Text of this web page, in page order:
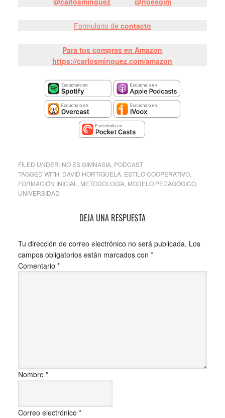
Formulario de contacto
Para tus compras en Amazon
https://carlosminguez.com/amazon
FILED UNDER: NO ES GIMNASIA, PODCAST
TAGGED WITH: DAVID HORTIGUELA, ESTILO COOPERATIVO,
FORMACIÓN INICIAL
METODOLOGÍA, MODELO PEDAGÓGICO,
UNIVERSIDAD
DEJA UNA RESPUESTA
Tu dirección de correo electrónico no será publicada. Los
campos obligatorios están marcados con *
Comentario *
Nombre *
Correo electrónico *